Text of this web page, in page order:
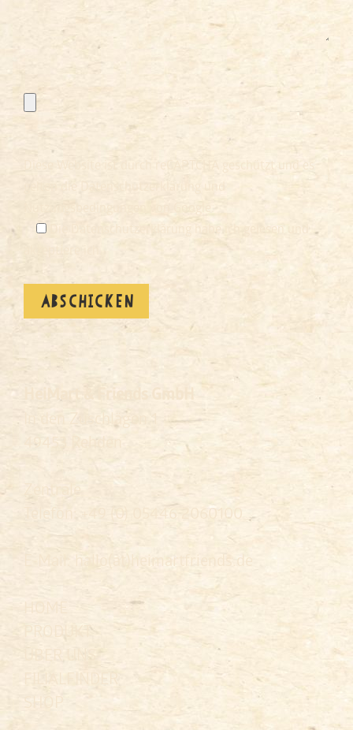
Diese Website ist durch reCAPTCHA geschützt und es
gelten die Datenschutzerklärung und
Die Datenschutzerklärung habe ich gelesen und
In den Zuschlägen 1
49453 Rehden
Telefon: +49 (0) 05446 2060100
E-Mail: hallo(at)heimartfriends.de
PRODUKT
ÜBER UNS
SHOP